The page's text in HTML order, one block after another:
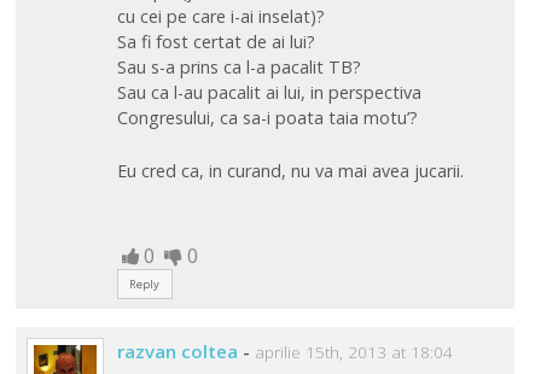
cu cei pe care i-ai inselat)?
Sa fi fost certat de ai lui?
Sau s-a prins ca l-a pacalit TB?
Sau ca l-au pacalit ai lui, in perspectiva
Congresului, ca sa-i poata taia motu’?
Eu cred ca, in curand, nu va mai avea jucarii.
0 0
Reply
razvan coltea - aprilie 15th, 2013 at 18:04